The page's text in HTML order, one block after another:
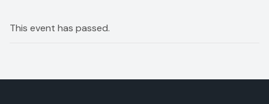
This event has passed.